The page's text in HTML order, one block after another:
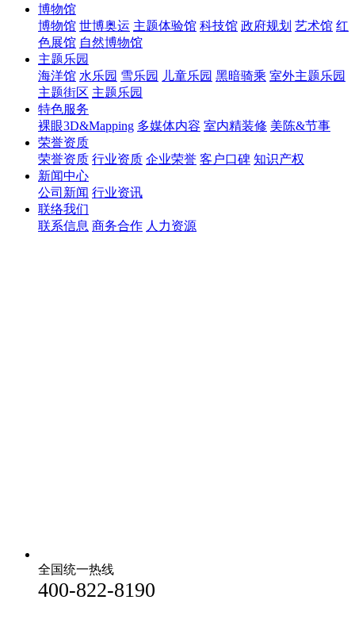
博物馆
博物馆 世博奥运 主题体验馆 科技馆 政府规划 艺术馆 红
色展馆 自然博物馆
主题乐园
海洋馆 水乐园 雪乐园 儿童乐园 黑暗骑乘 室外主题乐园
主题街区 主题乐园
特色服务
裸眼3D&Mapping 多媒体内容 室内精装修 美陈&节事
荣誉资质
荣誉资质 行业资质 企业荣誉 客户口碑 知识产权
新闻中心
公司新闻 行业资讯
联络我们
联系信息 商务合作 人力资源
全国统一热线
400-822-8190